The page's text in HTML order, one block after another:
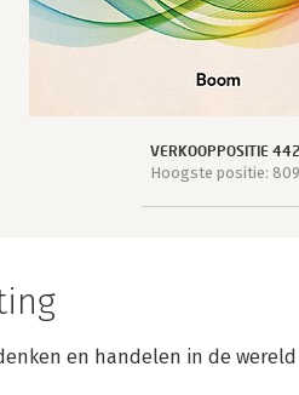
VERKOOPPOSITIE
Hoogste positie: 809
en handelen in de